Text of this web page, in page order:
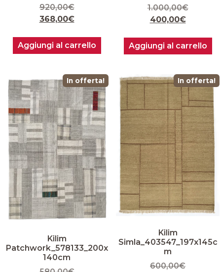
920,00€
368,00€
Aggiungi al carrello
1.000,00€
400,00€
Aggiungi al carrello
In offerta!
Kilim
Patchwork_578133_200x
140cm
In offerta!
Kilim
Simla_403547_197x145c
m
600,00€